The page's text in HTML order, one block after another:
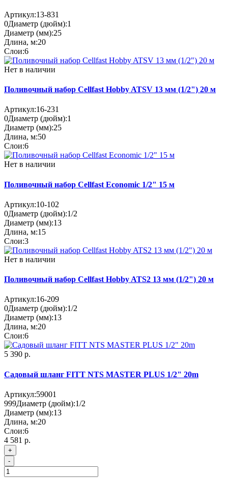
Артикул:13-831
0Диаметр (дюйм):1
Диаметр (мм):25
Длина, м:20
Слои:6
Нет в наличии
Поливочный набор Cellfast Hobby ATSV 13 мм (1/2") 20 м
Артикул:16-231
0Диаметр (дюйм):1
Диаметр (мм):25
Длина, м:50
Слои:6
Нет в наличии
Поливочный набор Cellfast Economic 1/2" 15 м
Артикул:10-102
0Диаметр (дюйм):1/2
Диаметр (мм):13
Длина, м:15
Слои:3
Нет в наличии
Поливочный набор Cellfast Hobby ATS2 13 мм (1/2") 20 м
Артикул:16-209
0Диаметр (дюйм):1/2
Диаметр (мм):13
Длина, м:20
Слои:6
5 390 р.
Садовый шланг FITT NTS MASTER PLUS 1/2" 20m
Артикул:59001
999Диаметр (дюйм):1/2
Диаметр (мм):13
Длина, м:20
Слои:6
4 581 р.
+
-